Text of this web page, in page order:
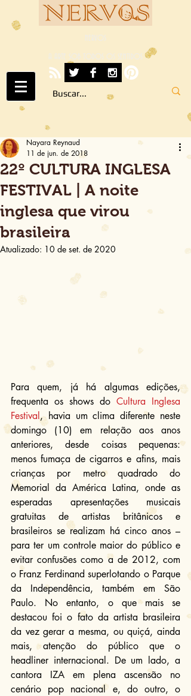
NERVOS
A ARTE SOB TODOS OS SENTIDOS
22º CULTURA INGLESA
FESTIVAL | A noite
inglesa que virou
brasileira
Nayara Reynaud
11 de jun. de 2018
Atualizado: 10 de set. de 2020
Para quem, já há algumas edições,
frequenta os shows do Cultura Inglesa
Festival, havia um clima diferente neste
domingo (10) em relação aos anos
anteriores, desde coisas pequenas:
menos fumaça de cigarros e afins, mais
crianças por metro quadrado do
Memorial da América Latina, onde as
esperadas apresentações musicais
gratuitas de artistas britânicos e
brasileiros se realizam há cinco anos –
para ter um controle maior do público e
evitar confusões como a de 2012, com
o Franz Ferdinand superlotando o Parque
da Independência, também em São
Paulo. No entanto, o que mais se
destacou foi o fato da artista brasileira
da vez gerar a mesma, ou quiçá, ainda
mais, atenção do público que o
headliner internacional. De um lado, a
cantora IZA em plena ascensão no
cenário pop nacional e, do outro, o